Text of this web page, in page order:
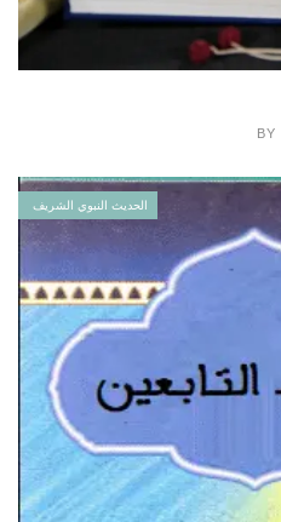
BY
الحديث النبوي الشريف